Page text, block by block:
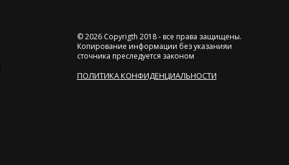
© 2026 Copyrigth 2018 - все права защищены.
Копирование информации без указанияи
сточника преследуется законом
ПОЛИТИКА КОНФИДЕНЦИАЛЬНОСТИ